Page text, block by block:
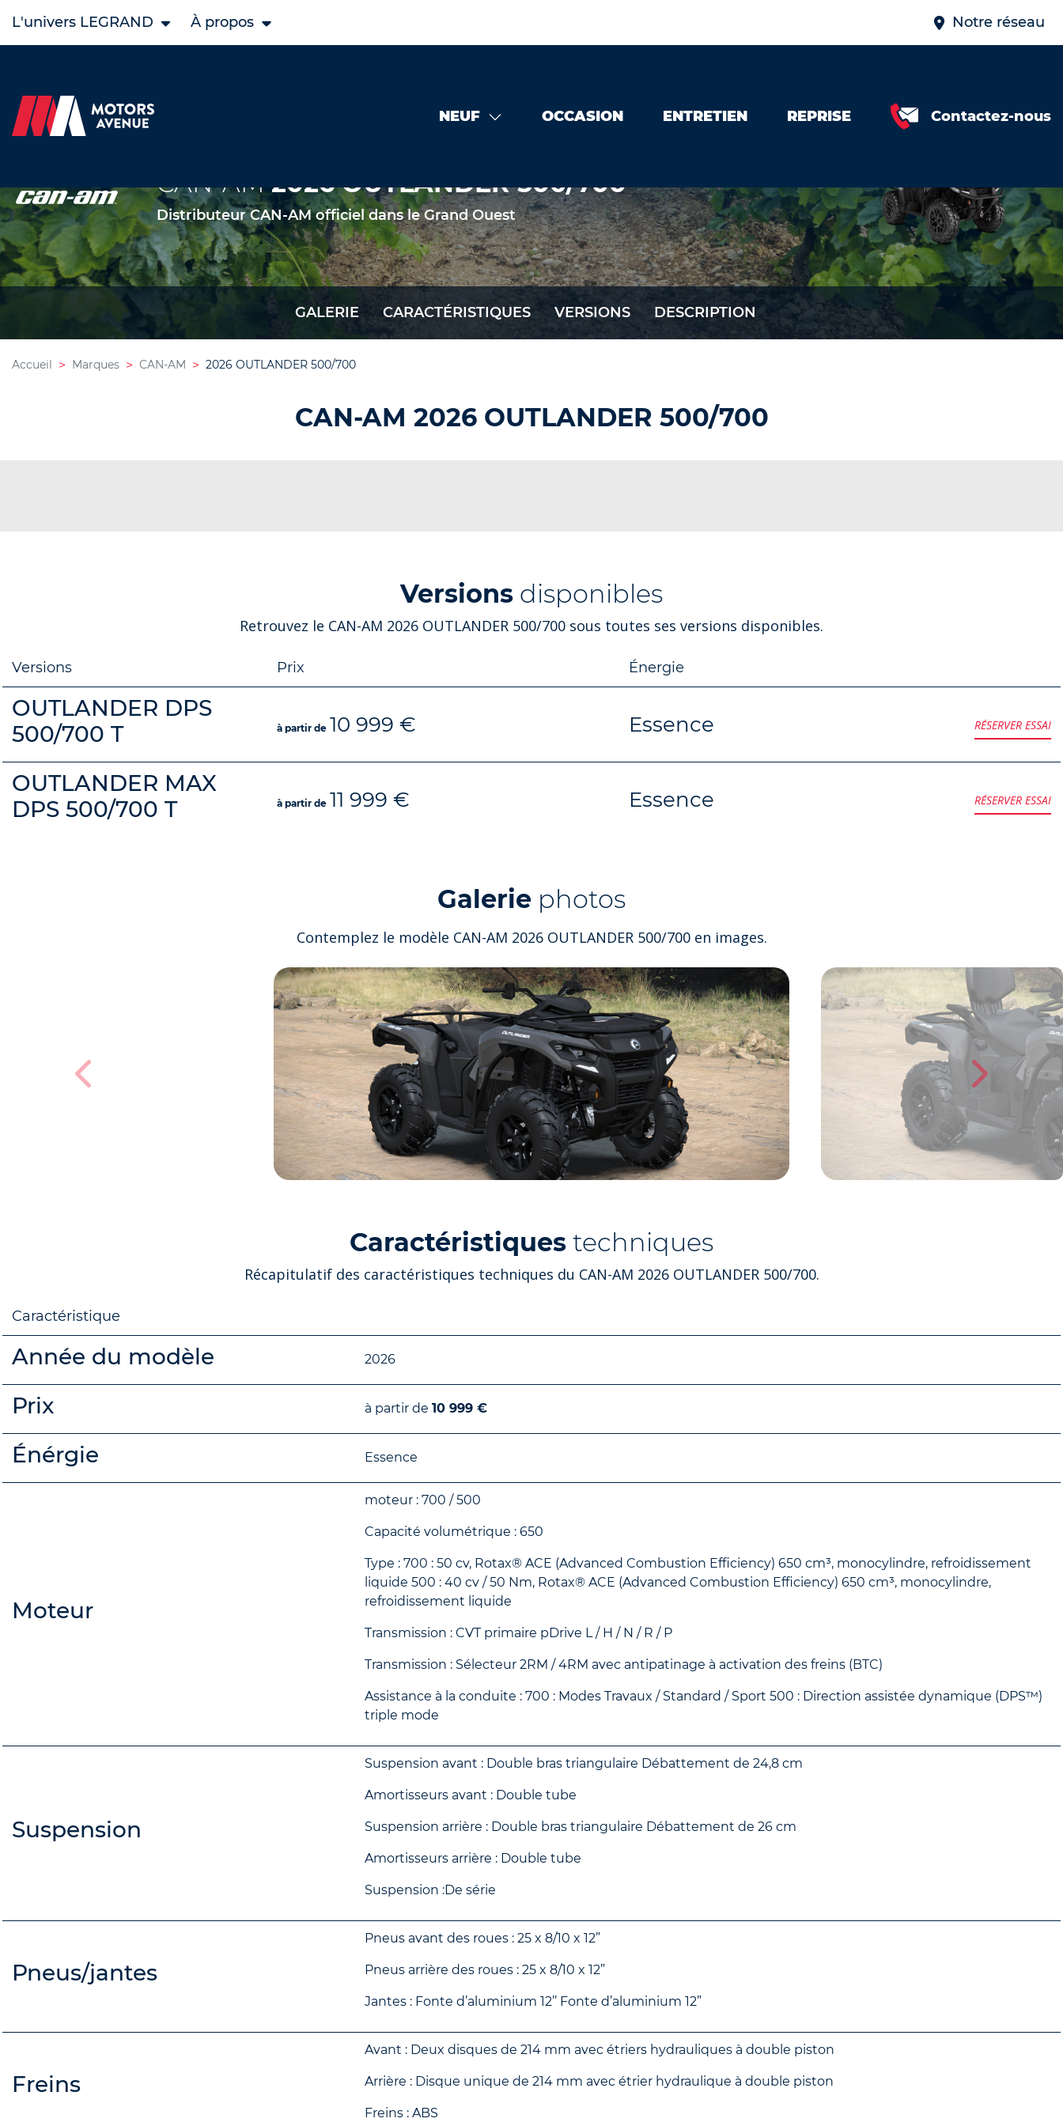
L'univers LEGRAND À propos Notre réseau
NEUF OCCASION ENTRETIEN REPRISE Contactez-nous
CAN-AM2026 OUTLANDER 500/700
Distributeur CAN-AM officiel dans le Grand Ouest
GALERIE CARACTÉRISTIQUES VERSIONS DESCRIPTION
Accueil Marques CAN-AM 2026 OUTLANDER 500/700
CAN-AM 2026 OUTLANDER 500/700
Versions disponibles
Retrouvez le CAN-AM 2026 OUTLANDER 500/700 sous toutes ses versions disponibles.
Versions Prix Énergie
OUTLANDER DPS
500/700 T
à partir de 10 999 € Essence RÉSERVER ESSAI
OUTLANDER MAX
DPS 500/700 T
à partir de 11 999 € Essence RÉSERVER ESSAI
Galerie photos
Contemplez le modèle CAN-AM 2026 OUTLANDER 500/700 en images.
Caractéristiques techniques
Récapitulatif des caractéristiques techniques du CAN-AM 2026 OUTLANDER 500/700.
Caractéristique
Année du modèle 2026
Prix à partir de 10 999 €
Énérgie Essence
Moteur
moteur : 700 / 500
Capacité volumétrique : 650
Type : 700 : 50 cv, Rotax® ACE (Advanced Combustion Efficiency) 650 cm³, monocylindre, refroidissement
liquide 500 : 40 cv / 50 Nm, Rotax® ACE (Advanced Combustion Efficiency) 650 cm³, monocylindre,
refroidissement liquide
Transmission : CVT primaire pDrive L / H / N / R / P
Transmission : Sélecteur 2RM / 4RM avec antipatinage à activation des freins (BTC)
Assistance à la conduite : 700 : Modes Travaux / Standard / Sport 500 : Direction assistée dynamique (DPS™)
triple mode
Suspension
Suspension avant : Double bras triangulaire Débattement de 24,8 cm
Amortisseurs avant : Double tube
Suspension arrière : Double bras triangulaire Débattement de 26 cm
Amortisseurs arrière : Double tube
Suspension :De série
Pneus/jantes
Pneus avant des roues : 25 x 8/10 x 12”
Pneus arrière des roues : 25 x 8/10 x 12”
Jantes : Fonte d’aluminium 12’’ Fonte d’aluminium 12”
Freins
Avant : Deux disques de 214 mm avec étriers hydrauliques à double piston
Arrière : Disque unique de 214 mm avec étrier hydraulique à double piston
Freins : ABS